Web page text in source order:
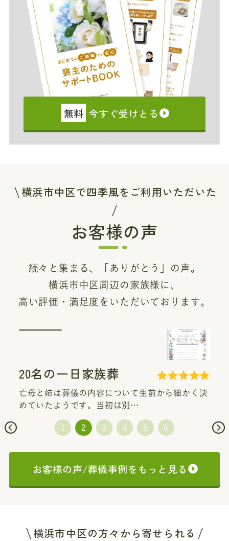
無料 今すぐ受けとる
横浜市中区で四季風をご利用いただいた
お客様の声
続々と集まる、「ありがとう」の声。
横浜市中区周辺の家族様に、
高い評価・満足度をいただいております。
ついて生前から細かく決
は別…
20名の一日家族
葬儀の際には大変お世話
ました。 初めてのこと
お客様の声/葬儀事例をもっと見る
横浜市中区の方々から寄せられる